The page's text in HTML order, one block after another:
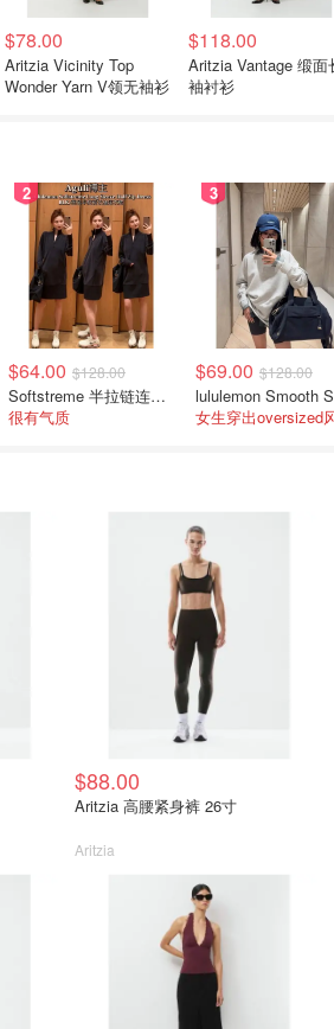
$78.00
Aritzia Vicinity Top
Wonder Yarn V领无袖衫
$118.00
Aritzia Vantage 缎面
袖衬衫
2
$64.00 $128.00
Softstreme 半拉链连衣裙
很有气质
3
$69.00 $128.00
女生穿出oversized
$88.00
Aritzia 高腰紧身裤 26寸
Aritzia